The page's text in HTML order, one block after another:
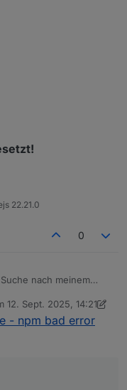
22.21.0
0
nach meinem
Stau seitdem ich auf
Pi4. Auf meinem
Adaptern liegen:
12. Sept. 2025, 14:21
von Thomas Braun
- npm bad error